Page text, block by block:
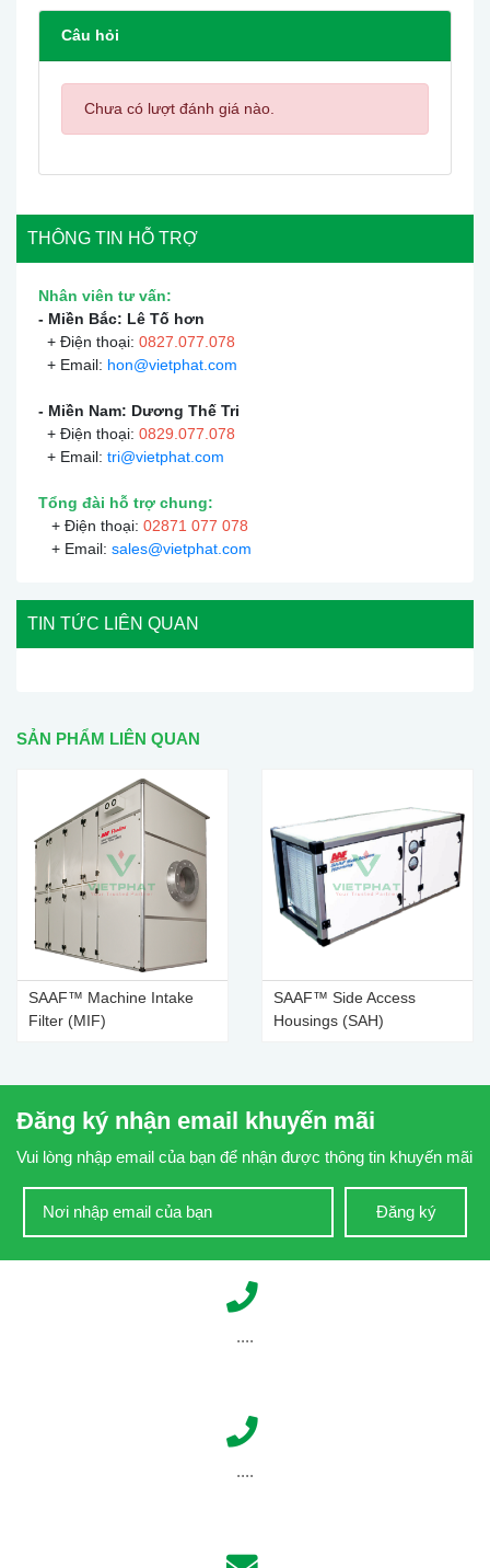
Câu hỏi
Chưa có lượt đánh giá nào.
THÔNG TIN HỖ TRỢ
Nhân viên tư vấn:
- Miền Bắc: Lê Tố hơn
+ Điện thoại: 0827.077.078
+ Email: hon@vietphat.com
- Miền Nam: Dương Thế Tri
+ Điện thoại: 0829.077.078
+ Email: tri@vietphat.com
Tổng đài hỗ trợ chung:
+ Điện thoại: 02871 077 078
+ Email: sales@vietphat.com
TIN TỨC LIÊN QUAN
SẢN PHẨM LIÊN QUAN
SAAF™ Machine Intake
Filter (MIF)
SAAF™ Side Access
Housings (SAH)
Đăng ký nhận email khuyến mãi
Vui lòng nhập email của bạn để nhận được thông tin khuyến mãi
Đăng ký
....
....